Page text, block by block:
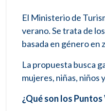
El Ministerio de
verano. Se trata de
basada en género en
La propuesta busca
mujeres, niñas, niños
¿Qué son los